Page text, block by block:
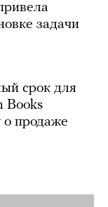
задачи
срок для
Books
продаже